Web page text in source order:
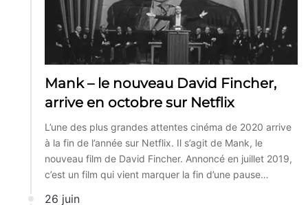
Mank – le nouveau David Fincher,
arrive en octobre sur Netflix
L’une des plus grandes attentes cinéma de 2020 arrive
à la fin de l’année sur Netflix. Il s’agit de Mank, le
nouveau film de David Fincher. Annoncé en juillet 2019,
c’est un film qui vient marquer la fin d’une pause…
26 juin